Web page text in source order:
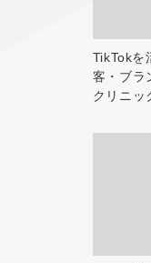
TikTokを
客・ブラ
クリニッ